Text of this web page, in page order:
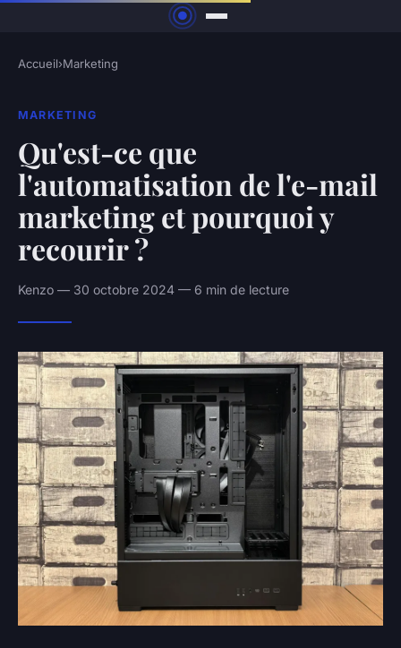
Accueil›Marketing
MARKETING
Qu'est-ce que
l'automatisation de l'e-mail
marketing et pourquoi y
recourir ?
Kenzo — 30 octobre 2024 — 6 min de lecture